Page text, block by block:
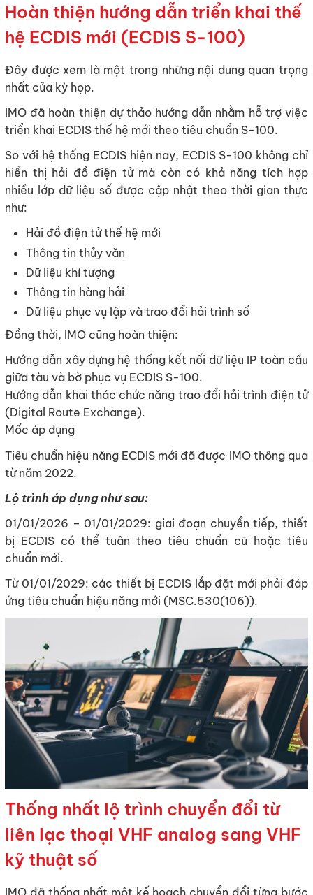
Hoàn thiện hướng dẫn triển khai thế
hệ ECDIS mới (ECDIS S-100)
Đây được xem là một trong những nội dung quan trọng
nhất của kỳ họp.
IMO đã hoàn thiện dự thảo hướng dẫn nhằm hỗ trợ việc
triển khai ECDIS thế hệ mới theo tiêu chuẩn S-100.
So với hệ thống ECDIS hiện nay, ECDIS S-100 không chỉ
hiển thị hải đồ điện tử mà còn có khả năng tích hợp
nhiều lớp dữ liệu số được cập nhật theo thời gian thực
như:
Hải đồ điện tử thế hệ mới
Thông tin thủy văn
Dữ liệu khí tượng
Thông tin hàng hải
Dữ liệu phục vụ lập và trao đổi hải trình số
Đồng thời, IMO cũng hoàn thiện:
Hướng dẫn xây dựng hệ thống kết nối dữ liệu IP toàn cầu
giữa tàu và bờ phục vụ ECDIS S-100.
Hướng dẫn khai thác chức năng trao đổi hải trình điện tử
(Digital Route Exchange).
Mốc áp dụng
Tiêu chuẩn hiệu năng ECDIS mới đã được IMO thông qua
từ năm 2022.
Lộ trình áp dụng như sau:
01/01/2026 – 01/01/2029: giai đoạn chuyển tiếp, thiết
bị ECDIS có thể tuân theo tiêu chuẩn cũ hoặc tiêu
chuẩn mới.
Từ 01/01/2029: các thiết bị ECDIS lắp đặt mới phải đáp
ứng tiêu chuẩn hiệu năng mới (MSC.530(106)).
Thống nhất lộ trình chuyển đổi từ
liên lạc thoại VHF analog sang VHF
kỹ thuật số
IMO đã thống nhất một kế hoạch chuyển đổi từng bước